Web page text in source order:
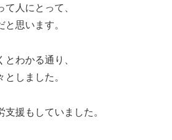
人にとって、
思います。
わかる通り、
しました。
援もしていました。